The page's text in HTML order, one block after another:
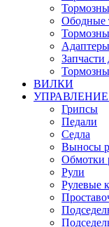
Ободные
Запчасти
ВИЛКИ
УПРАВЛЕНИЕ
Грипсы
Педали
Седла
Выносы
Обмотки
Рули
Рулевые